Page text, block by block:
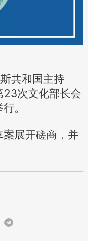
共和国主持
23次文化部长会
。
展开磋商，并